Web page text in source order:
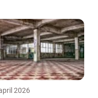
2026